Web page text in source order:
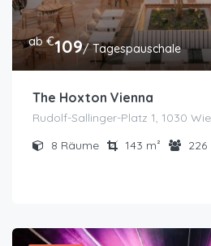
ab €109/ Tagespauschale
The Hoxton Vienna
Rudolf-Sallinger-Platz 1, 1030
8 Räume 143 m² 226